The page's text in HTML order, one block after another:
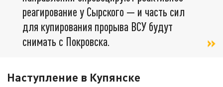
реагирование у Сырского — и часть сил
для купирования прорыва ВСУ будут
снимать с Покровска.
Наступление в Купянске